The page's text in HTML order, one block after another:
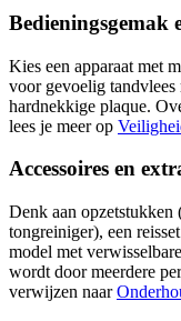
Bedieningsgemak
Kies een apparaat met
voor gevoelig
hardnekkige plaque.
lees je meer op
Accessoires en
Denk aan opzetstukken
tongreiniger), een
model met
wordt door meerdere
verwijzen naar